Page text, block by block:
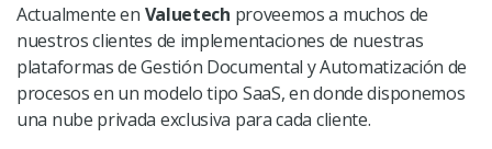
Actualmente en Valuetech proveemos a muchos de
nuestros clientes de implementaciones de nuestras
plataformas de Gestión Documental y Automatización de
procesos en un modelo tipo SaaS, en donde disponemos
una nube privada exclusiva para cada cliente.